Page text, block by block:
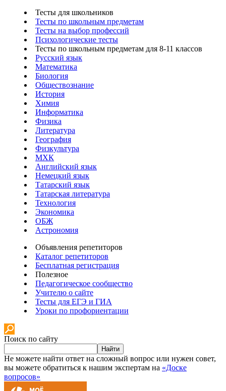
Тесты для школьников
Тесты по школьным предметам
Тесты на выбор профессий
Психологические тесты
Тесты по школьным предметам для 8-11 классов
Русский язык
Математика
Биология
Обществознание
История
Химия
Информатика
Физика
Литература
География
Физкультура
МХК
Английский язык
Немецкий язык
Татарский язык
Татарская литература
Технология
Экономика
ОБЖ
Астрономия
Объявления репетиторов
Каталог репетиторов
Бесплатная регистрация
Полезное
Педагогическое сообщество
Учителю о сайте
Тесты для ЕГЭ и ГИА
Уроки по профориентации
Поиск по сайту
Найти
Не можете найти ответ на сложный вопрос или нужен совет,
вы можете обратиться к нашим экспертам на «Доске
вопросов»